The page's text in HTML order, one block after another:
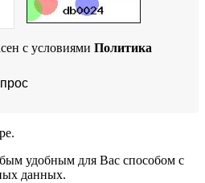
с условиями Политика
удобным для Вас способом с
данных.